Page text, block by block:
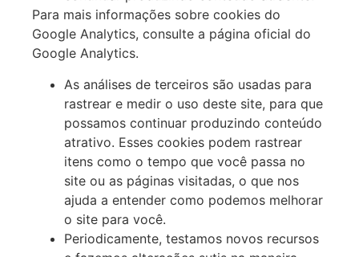
Para mais informações sobre cookies do
Google Analytics, consulte a página oficial do
Google Analytics.
As análises de terceiros são usadas para
rastrear e medir o uso deste site, para que
possamos continuar produzindo conteúdo
atrativo. Esses cookies podem rastrear
itens como o tempo que você passa no
site ou as páginas visitadas, o que nos
ajuda a entender como podemos melhorar
o site para você.
Periodicamente, testamos novos recursos